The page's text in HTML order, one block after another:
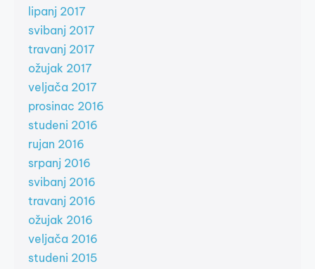
lipanj 2017
svibanj 2017
travanj 2017
ožujak 2017
veljača 2017
prosinac 2016
studeni 2016
rujan 2016
srpanj 2016
svibanj 2016
travanj 2016
ožujak 2016
veljača 2016
studeni 2015